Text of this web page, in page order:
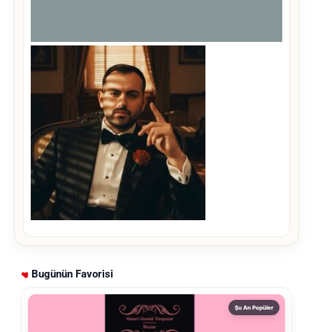
Bugünün Favorisi
Şu An Popüler